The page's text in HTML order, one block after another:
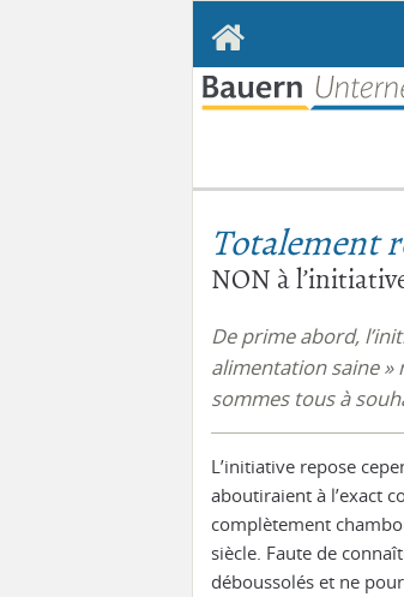
Totalement
NON à
De prime abord,
alimentation saine
sommes tous à
L’initiative repose
aboutiraient à l’exact
complètement
siècle. Faute de
déboussolés et ne